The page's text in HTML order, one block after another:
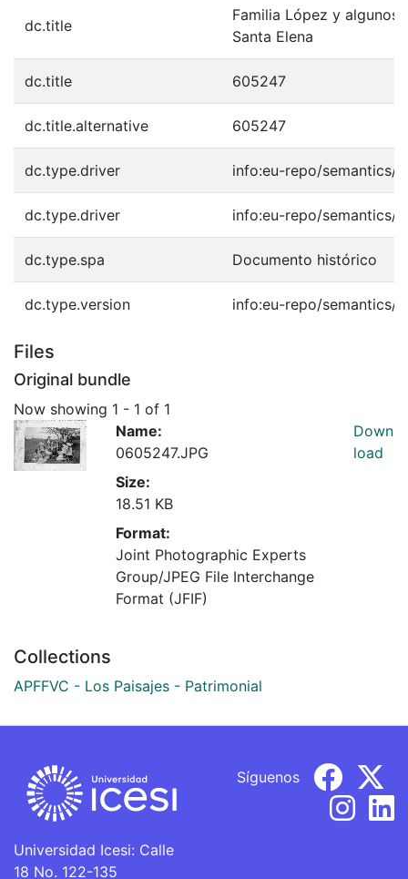
dc.title
Familia López y algunos
Santa Elena
dc.title 605247
dc.title.alternative 605247
dc.type.driver info:eu-repo/semantics/
dc.type.driver info:eu-repo/semantics/
dc.type.spa Documento histórico
dc.type.version info:eu-repo/semantics/
Files
Original bundle
Now showing 1 - 1 of 1
Name:
0605247.JPG
Size:
18.51 KB
Format:
Joint Photographic Experts
Group/JPEG File Interchange
Format (JFIF)
Down
load
Collections
APFFVC - Los Paisajes - Patrimonial
Universidad Icesi: Calle
18 No. 122-135
Síguenos